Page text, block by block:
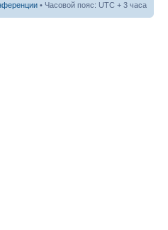
• Часовой пояс: UTC + 3 часа